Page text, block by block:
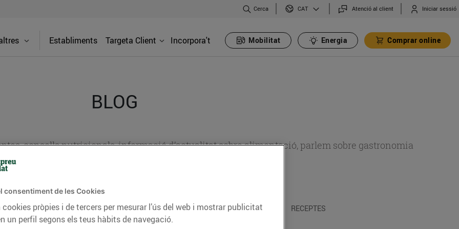
Cerca CAT Atenció al client Iniciar sessió
Establiments Targeta Client Incorpora't Mobilitat Energia Comprar online
BLOG
consells nutricionals, informació d’actualitat sobre alimentació, parlem sobre gastronomia
CONSELLS I HÀBITS SALUDABLES ENERGIA GASTRONOMIA I TRADICIONS RECEPTES
consentiment de les Cookies
pròpies i de tercers per mesurar l’ús del web i mostrar publicitat
un perfil segons els teus hàbits de navegació.